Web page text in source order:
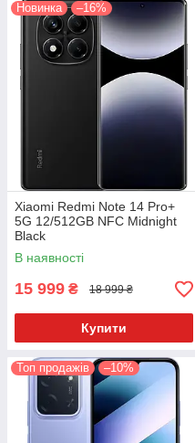
Новинка –16%
Xiaomi Redmi Note 14 Pro+
5G 12/512GB NFC Midnight
Black
В наявності
15 999 ₴ 18 999 ₴
Купити
Топ продажів –10%